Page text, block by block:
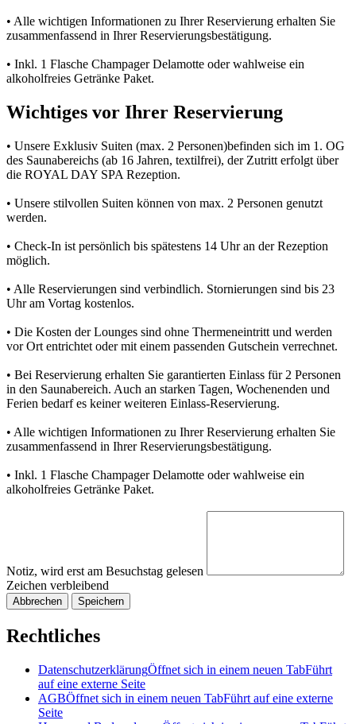
• Alle wichtigen Informationen zu Ihrer Reservierung erhalten Sie
zusammenfassend in Ihrer Reservierungsbestätigung.
• Inkl. 1 Flasche Champager Delamotte oder wahlweise ein
alkoholfreies Getränke Paket.
Wichtiges vor Ihrer Reservierung
• Unsere Exklusiv Suiten (max. 2 Personen)befinden sich im 1. OG
des Saunabereichs (ab 16 Jahren, textilfrei), der Zutritt erfolgt über
die ROYAL DAY SPA Rezeption.
• Unsere stilvollen Suiten können von max. 2 Personen genutzt
werden.
• Check-In ist persönlich bis spätestens 14 Uhr an der Rezeption
möglich.
• Alle Reservierungen sind verbindlich. Stornierungen sind bis 23
Uhr am Vortag kostenlos.
• Die Kosten der Lounges sind ohne Thermeneintritt und werden
vor Ort entrichtet oder mit einem passenden Gutschein verrechnet.
• Bei Reservierung erhalten Sie garantierten Einlass für 2 Personen
in den Saunabereich. Auch an starken Tagen, Wochenenden und
Ferien bedarf es keiner weiteren Einlass-Reservierung.
• Alle wichtigen Informationen zu Ihrer Reservierung erhalten Sie
zusammenfassend in Ihrer Reservierungsbestätigung.
• Inkl. 1 Flasche Champager Delamotte oder wahlweise ein
alkoholfreies Getränke Paket.
Notiz, wird erst am Besuchstag gelesen
Zeichen verbleibend
Abbrechen Speichern
Rechtliches
DatenschutzerklärungÖffnet sich in einem neuen TabFührt
auf eine externe Seite
AGBÖffnet sich in einem neuen TabFührt auf eine externe
Seite